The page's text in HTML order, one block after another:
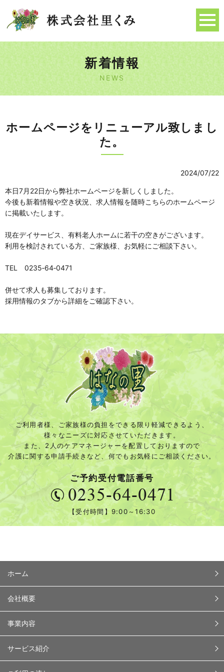
新着情報
NEWS
ホームページをリニューアル致しまし
た。
2024/07/22
本日7月22日から弊社ホームページを新しくしました。
今後も新着情報や空き状況、求人情報を随時こちらのホームページ
に掲載いたします。
現在デイサービス、有料老人ホームに若干の空きがございます。
利用を検討されている方、ご家族様、お気軽にご相談下さい。
TEL 0235‐64‐0471
併せて求人も募集しております。
採用情報のタブから詳細をご確認下さい。
ご利用者様、ご家族様の負担をできる限り軽減できるよう、
様々なニーズに対応させていただきます。
また、2人のケアマネージャーを配置しておりますので
介護に関する申請手続きなど、何でもお気軽にご相談ください。
ご予約受付電話番号
【受付時間】9:00～16:30
ホーム
会社概要
事業内容
サービス紹介